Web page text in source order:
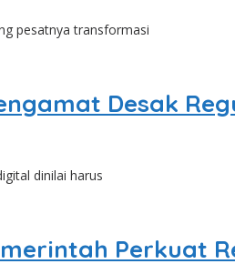
pesatnya transformasi
Desak
dinilai harus
Perkuat